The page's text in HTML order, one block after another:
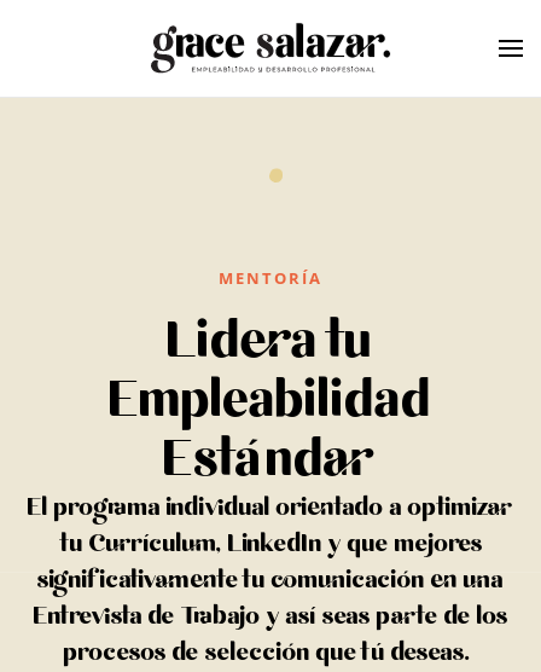
Skip to main content
MENTORÍA
Lidera tu
Empleabilidad
Estándar
El programa individual orientado a optimizar
tu Currículum, LinkedIn y que mejores
significativamente tu comunicación en una
Entrevista de Trabajo y así seas parte de los
procesos de selección que tú deseas.